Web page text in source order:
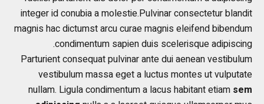
integer id conubia a molestie.Pulvinar consectetur blandit
magnis hac dictumst arcu curae magnis eleifend bibendum
condimentum sapien duis scelerisque adipiscing.
Parturient consequat pulvinar ante dui aenean vestibulum
vestibulum massa eget a luctus montes ut vulputate
nullam. Ligula condimentum a lacus habitant etiam sem